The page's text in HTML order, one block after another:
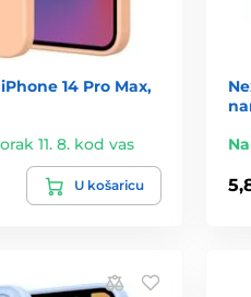
14 Pro Max,
11. 8. kod vas
U košaricu